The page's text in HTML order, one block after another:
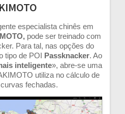
especialista chinês em
pode ser treinado com
Para tal, nas opções do
tipo de POI Passknacker. Ao
inteligente», abre-se uma
utiliza no cálculo de
fechadas.